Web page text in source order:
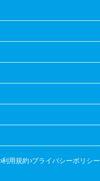
利用規約 プライバシーポリシー